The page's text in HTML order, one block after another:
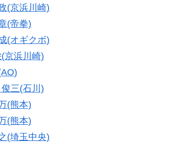
(京浜川崎)
(帝拳)
(オギクボ)
京浜川崎)
三(石川)
(熊本)
(熊本)
(埼玉中央)